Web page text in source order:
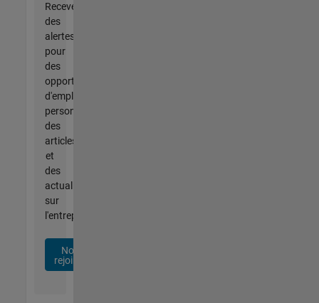
Recevez
des
alertes
pour
des
opportunités
d'emploi
personnalisées,
des
articles
et
des
actualités
sur
l'entreprise.
Nous
rejoindre